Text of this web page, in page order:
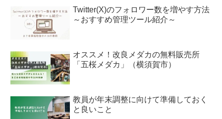
Twitter(X)のフォロワー数を増やす方法
～おすすめ管理ツール紹介～
オススメ！改良メダカの無料販売所
「五桜メダカ」（横須賀市）
教員が年末調整に向けて準備しておく
と良いこと